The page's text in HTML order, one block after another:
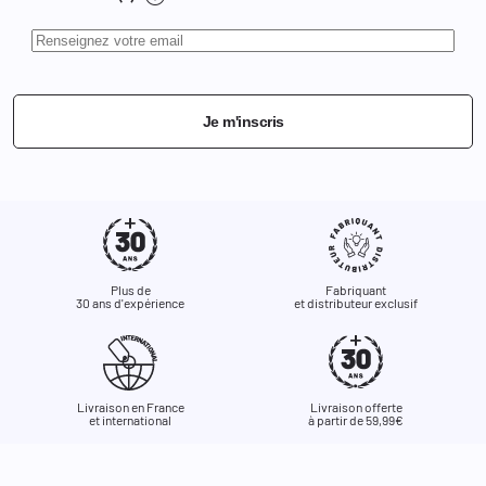
Je m'inscris
Plus de
30 ans d'expérience
Fabriquant
et distributeur exclusif
Livraison en France
et international
Livraison offerte
à partir de 59,99€